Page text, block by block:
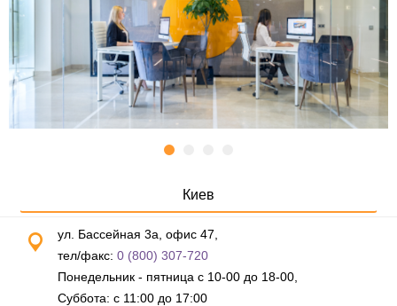
Киев
ул. Бассейная 3а, офис 47,
тел/факс: 0 (800) 307-720
Понедельник - пятница с 10-00 до 18-00,
Суббота: с 11:00 до 17:00